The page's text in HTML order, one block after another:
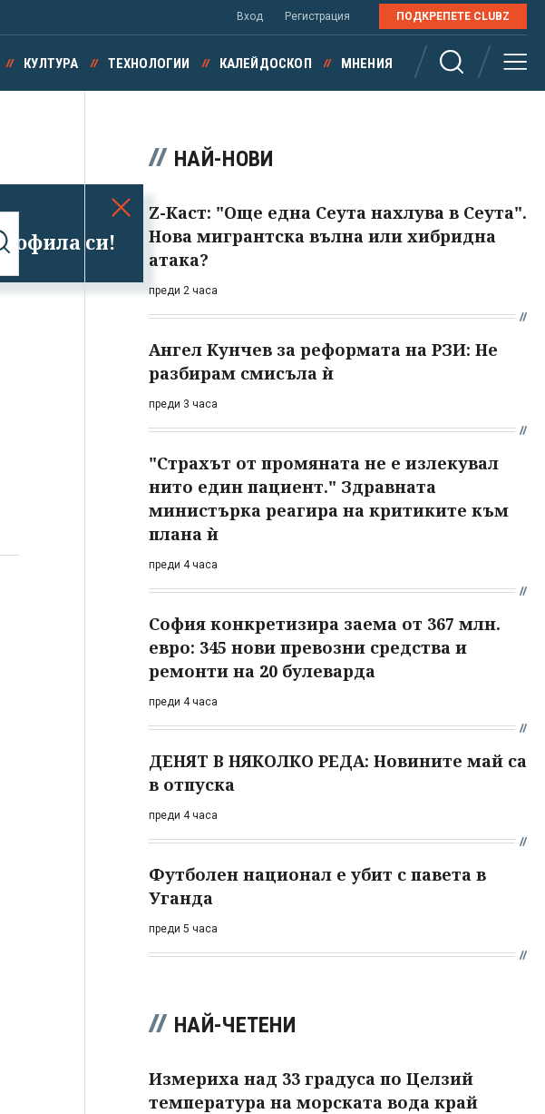
си!
Вход Регистрация ПОДКРЕПЕТЕ CLUBZ
КУЛТУРА ТЕХНОЛОГИИ КАЛЕЙДОСКОП МНЕНИЯ
НАЙ-НОВИ
Z-Каст: "Още една Сеута нахлува в Сеута".
Нова мигрантска вълна или хибридна
атака?
преди 2 часа
Ангел Кунчев за реформата на РЗИ: Не
разбирам смисъла ѝ
преди 3 часа
"Страхът от промяната не е излекувал
нито един пациент." Здравната
министърка реагира на критиките към
плана ѝ
преди 4 часа
София конкретизира заема от 367 млн.
евро: 345 нови превозни средства и
ремонти на 20 булеварда
преди 4 часа
ДЕНЯТ В НЯКОЛКО РЕДА: Новините май са
в отпуска
преди 4 часа
Футболен национал е убит с павета в
Уганда
преди 5 часа
НАЙ-ЧЕТЕНИ
Измериха над 33 градуса по Целзий
температура на морската вода край